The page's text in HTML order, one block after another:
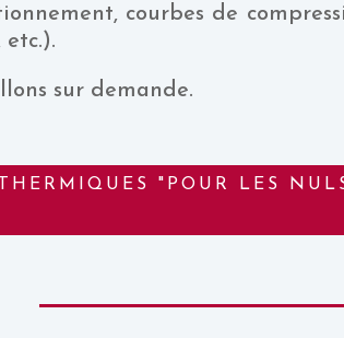
courbes de
sur demande.
"POUR LES